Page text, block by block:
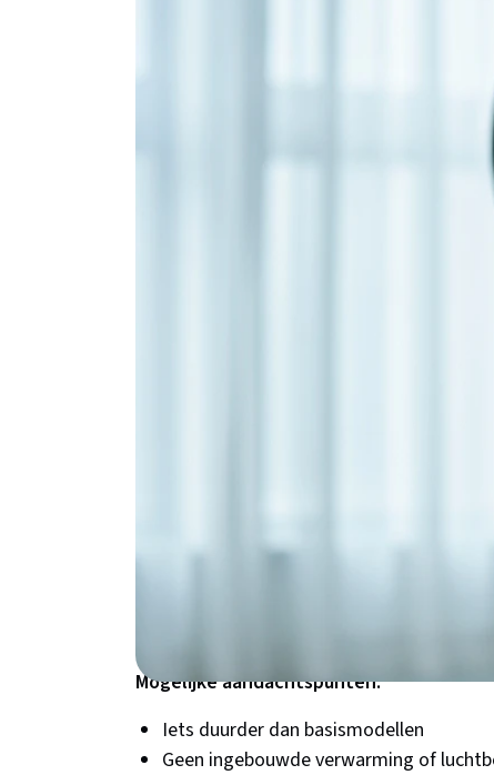
Solis Easy Breezy
De Solis Easy Breezy 757 is een
frisse luchtstroom door je kamer
Stil in gebruik met een geluidsniveau van
Mogelijke aandachtspunten:
Iets duurder dan basismodellen
Geen ingebouwde verwarming of